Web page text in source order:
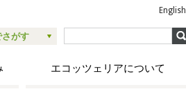
English
さがす
エコッツェリアについて